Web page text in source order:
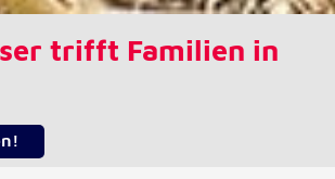
trifft Familien in